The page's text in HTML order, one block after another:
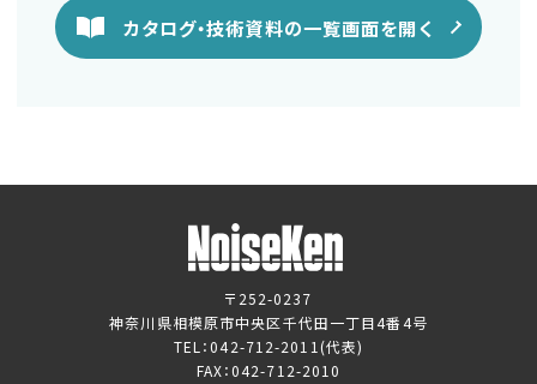
カタログ・技術資料の一覧画面を開く
〒252-0237
神奈川県相模原市中央区千代田一丁目4番4号
TEL：042-712-2011 (代表)
FAX：042-712-2010